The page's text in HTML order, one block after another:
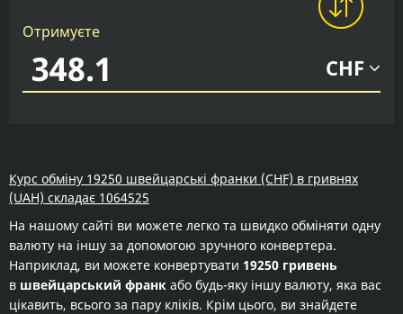
Отримуєте
CHF
Курс обміну 19250 швейцарські франки (CHF) в гривнях
(UAH) складає 1064525
На нашому сайті ви можете легко та швидко обміняти одну
валюту на іншу за допомогою зручного конвертера.
Наприклад, ви можете конвертувати 19250 гривень
в швейцарський франк або будь-яку іншу валюту, яка вас
цікавить, всього за пару кліків. Крім цього, ви знайдете